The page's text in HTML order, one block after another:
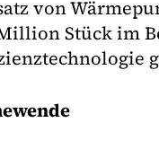
von
Stück im